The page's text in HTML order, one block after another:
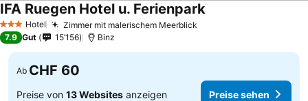
3 SterneHotel Zimmer mit malerischem Meerblick
IFA Ruegen Hotel u. Ferienpark
7.9 Gut 15’156 Binz
Ab CHF 60
Preise von 13 Websites anzeigen Preise sehen